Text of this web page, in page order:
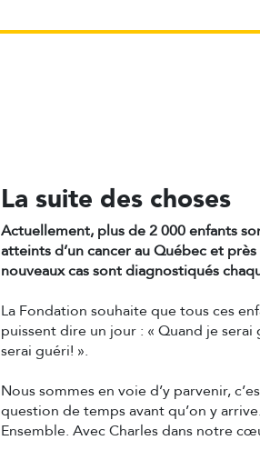
La suite des choses
Actuellement, plus de 2 000 enfants
atteints d’un cancer au Québec et
nouveaux cas sont diagnostiqués
La Fondation souhaite que tous ces
puissent dire un jour : « Quand je serai
serai guéri! ».
Nous sommes en voie d’y parvenir,
question de temps avant qu’on y arrive.
Ensemble. Avec Charles dans notre